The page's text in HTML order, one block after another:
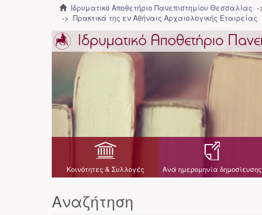
Ιδρυματικό Αποθετήριο Πανεπιστημίου Θεσσαλίας
Πρακτικά της εν Αθήναις Αρχαιολογικής Εταιρείας
Κοινότητες & Συλλογές Ανά ημερομηνία δημοσίευσης
Αναζήτηση